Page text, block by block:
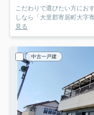
こだわりで選びたい方にお
しなら「大里郡寄居町大字
見る
中古一戸建